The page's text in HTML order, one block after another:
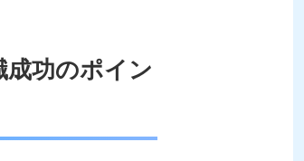
功のポイン